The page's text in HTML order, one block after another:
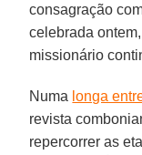
consagração
celebrada
missionário
Numa longa
revista
repercorrer as